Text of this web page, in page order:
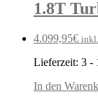
1.8T
4.099,95€
Lieferzeit: 3 -
In den